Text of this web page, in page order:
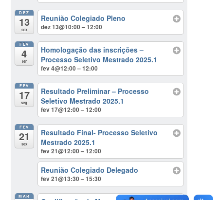
DEZ
13
sex
Reunião Colegiado Pleno
dez 13@10:00 – 12:00
FEV
4
ter
Homologação das inscrições –
Processo Seletivo Mestrado 2025.1
fev 4@12:00 – 12:00
FEV
17
seg
Resultado Preliminar – Processo
Seletivo Mestrado 2025.1
fev 17@12:00 – 12:00
FEV
21
sex
Resultado Final- Processo Seletivo
Mestrado 2025.1
fev 21@12:00 – 12:00
Reunião Colegiado Delegado
fev 21@13:30 – 15:30
MAR